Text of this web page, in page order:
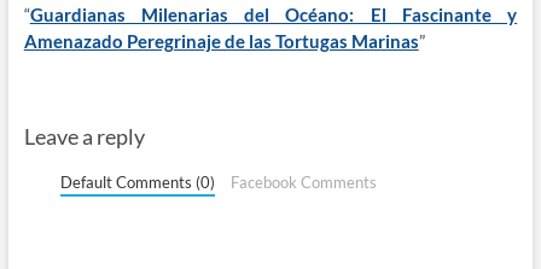
“Guardianas Milenarias del Océano: El Fascinante y
Amenazado Peregrinaje de las Tortugas Marinas”
Leave a reply
Default Comments (0) Facebook Comments